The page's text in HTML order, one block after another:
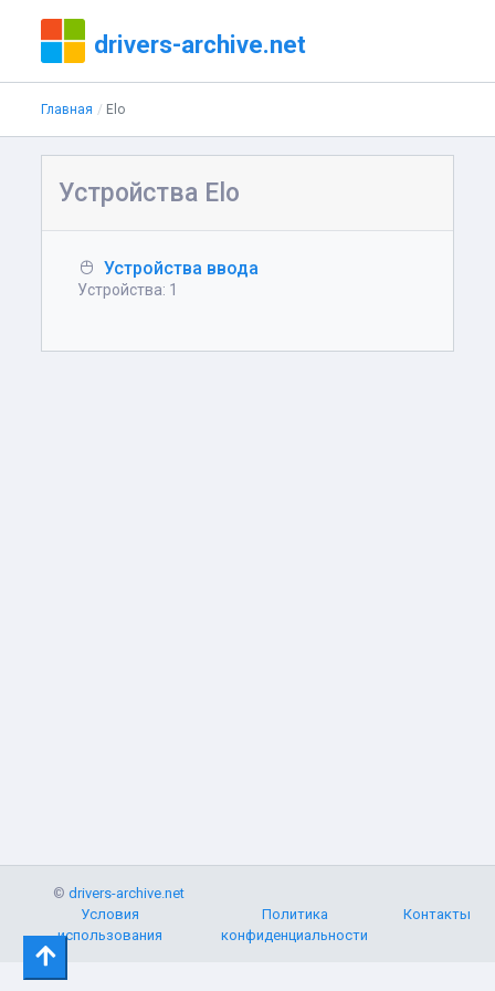
drivers-archive.net
Главная Elo
Устройства Elo
Устройства ввода
Устройства: 1
©drivers-archive.net
Условия
использования
Политика
конфиденциальности
Контакты